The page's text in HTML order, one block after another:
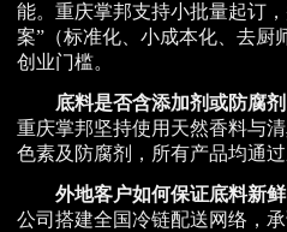
能。重庆掌邦支持小批量起订
案”（标准化、小成本化、去厨
创业门槛。
底料是否含添加剂或防腐剂
重庆掌邦坚持使用天然香料与
色素及防腐剂，所有产品均通
外地客户如何保证底料新鲜
公司搭建全国冷链配送网络，